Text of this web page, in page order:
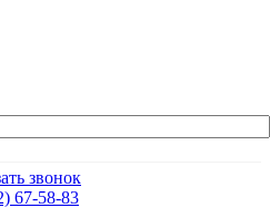
звонок
67-58-83